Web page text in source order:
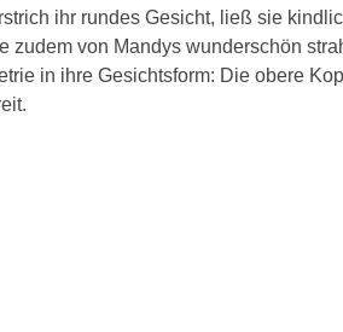
ihr rundes Gesicht, ließ sie
zudem von Mandys wunderschön
in ihre Gesichtsform: Die obere